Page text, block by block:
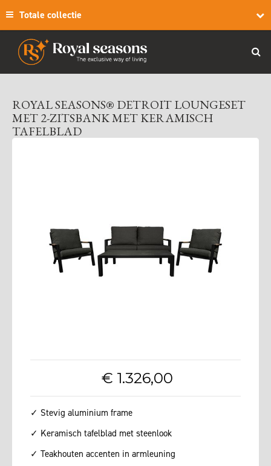
Totale collectie
ROYAL SEASONS® DETROIT LOUNGESET
MET 2-ZITSBANK MET KERAMISCH
TAFELBLAD
€ 1.326,00
✓ Stevig aluminium frame
✓ Keramisch tafelblad met steenlook
✓ Teakhouten accenten in armleuning